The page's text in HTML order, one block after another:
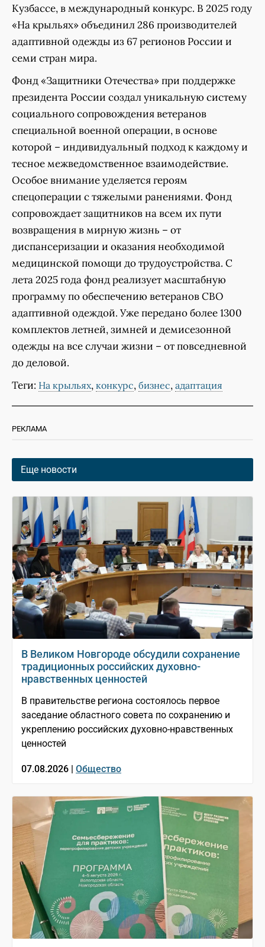
Кузбассе, в международный конкурс. В 2025 году
«На крыльях» объединил 286 производителей
адаптивной одежды из 67 регионов России и
семи стран мира.
Фонд «Защитники Отечества» при поддержке
президента России создал уникальную систему
социального сопровождения ветеранов
специальной военной операции, в основе
которой – индивидуальный подход к каждому и
тесное межведомственное взаимодействие.
Особое внимание уделяется героям
спецоперации с тяжелыми ранениями. Фонд
сопровождает защитников на всем их пути
возвращения в мирную жизнь – от
диспансеризации и оказания необходимой
медицинской помощи до трудоустройства. С
лета 2025 года фонд реализует масштабную
программу по обеспечению ветеранов СВО
адаптивной одеждой. Уже передано более 1300
комплектов летней, зимней и демисезонной
одежды на все случаи жизни – от повседневной
до деловой.
Теги: На крыльях, конкурс, бизнес, адаптация
РЕКЛАМА
Еще новости
В Великом Новгороде обсудили сохранение
традиционных российских духовно-
нравственных ценностей
В правительстве региона состоялось первое
заседание областного совета по сохранению и
укреплению российских духовно-нравственных
ценностей
07.08.2026 | Общество